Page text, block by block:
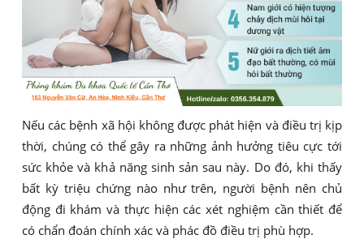
Nếu các bệnh xã hội không được phát hiện và điều trị kịp
thời, chúng có thể gây ra những ảnh hưởng tiêu cực tới
sức khỏe và khả năng sinh sản sau này. Do đó, khi thấy
bất kỳ triệu chứng nào như trên, người bệnh nên chủ
động đi khám và thực hiện các xét nghiệm cần thiết để
có chẩn đoán chính xác và phác đồ điều trị phù hợp.